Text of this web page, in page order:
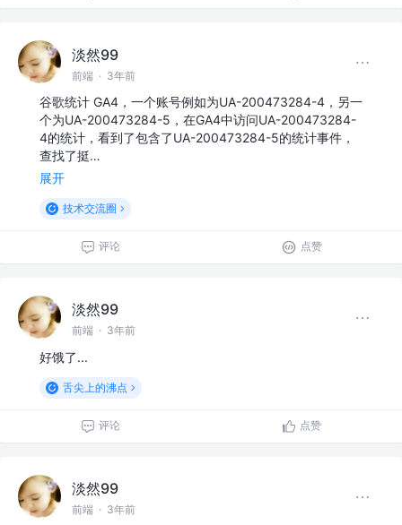
淡然99
前端 · 3年前
谷歌统计 GA4，一个账号例如为UA-200473284-4，另一
个为UA-200473284-5，在GA4中访问UA-200473284-
4的统计，看到了包含了UA-200473284-5的统计事件，
查找了挺…
展开
技术交流圈
评论 点赞
淡然99
前端 · 3年前
好饿了...
舌尖上的沸点
评论 点赞
淡然99
前端 · 3年前